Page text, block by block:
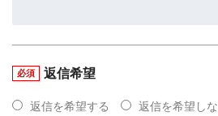
必須 返信希望
返信を希望する 返信を希望し